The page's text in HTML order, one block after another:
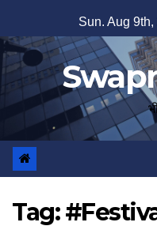
to
content
Sun. Aug
Tag: